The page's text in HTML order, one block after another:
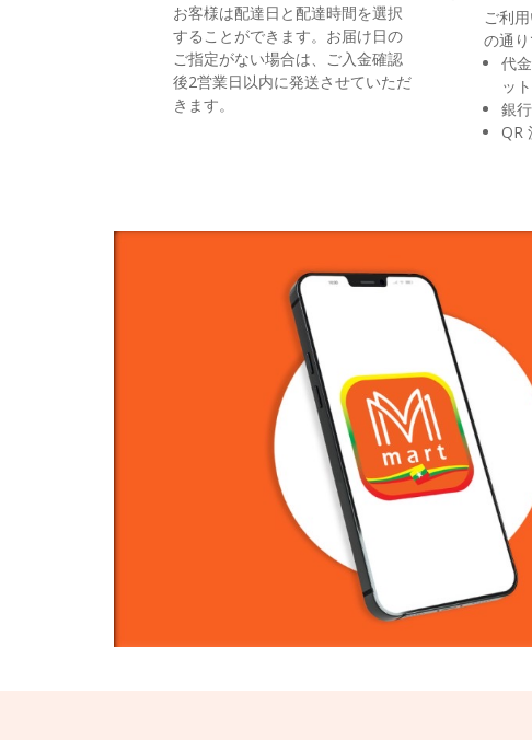
お客様は配達日と配達時間を選択
することができます。お届け日の
ご指定がない場合は、ご入金確認
後2営業日以内に発送させていただ
きます。
ご利
の通り
代
ッ
銀
QR